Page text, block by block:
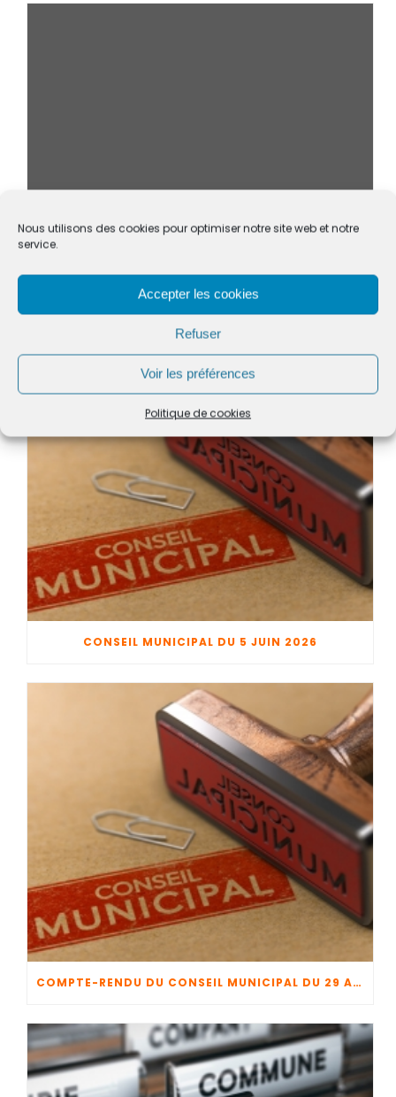
Nous utilisons des cookies pour optimiser notre site web et notre
service.
Accepter les cookies
Refuser
Voir les préférences
Politique de cookies
CONSEIL MUNICIPAL DU 5 JUIN 2026
COMPTE-RENDU DU CONSEIL MUNICIPAL DU 29 AVRIL 2026 + CFU 2025 + BUDGET 2026